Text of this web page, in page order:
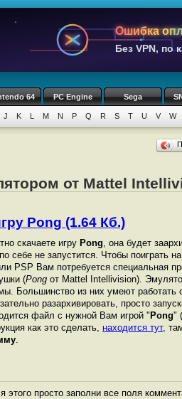
Ошибка
Без VPN, по
64 PC Engine Sega
J K L M N P Q R S T U V W
от Mattel
Pong (1.64 Кб.)
скачаете игру Pong, она будет
себе не запустится. Чтобы поиграть
PSP Вам потребуется специальная
(Pong от Mattel Intellivision).
Большинство из них умеют работать
разархивировать, просто
файл с нужной Вам игрой " Pong"
как это сделать, находится тут,
.
просто заполни все поля